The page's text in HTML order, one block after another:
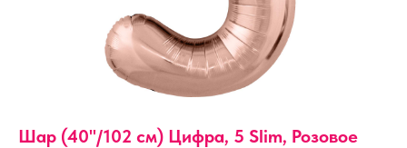
Шар (40''/102 см) Цифра, 5 Slim, Розовое